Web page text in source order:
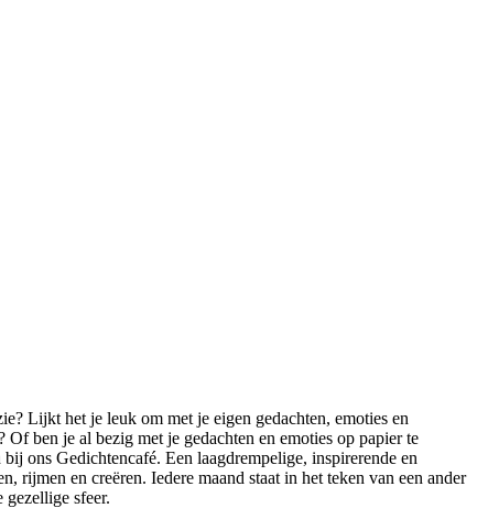
Lijkt het je leuk om met je eigen gedachten, emoties en
Of ben je al bezig met je gedachten en emoties op papier te
ons Gedichtencafé. Een laagdrempelige, inspirerende en
rijmen en creëren. Iedere maand staat in het teken van een ander
sfeer.